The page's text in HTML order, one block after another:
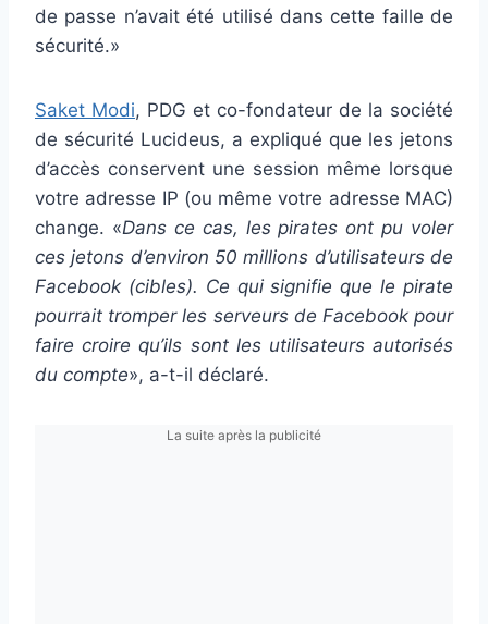
de passe n’avait été utilisé dans cette faille de
sécurité.»
Saket Modi, PDG et co-fondateur de la société
de sécurité Lucideus, a expliqué que les jetons
d’accès conservent une session même lorsque
votre adresse IP (ou même votre adresse MAC)
change. «Dans ce cas, les pirates ont pu voler
ces jetons d’environ 50 millions d’utilisateurs de
Facebook (cibles). Ce qui signifie que le pirate
pourrait tromper les serveurs de Facebook pour
faire croire qu’ils sont les utilisateurs autorisés
du compte», a-t-il déclaré.
La suite après la publicité